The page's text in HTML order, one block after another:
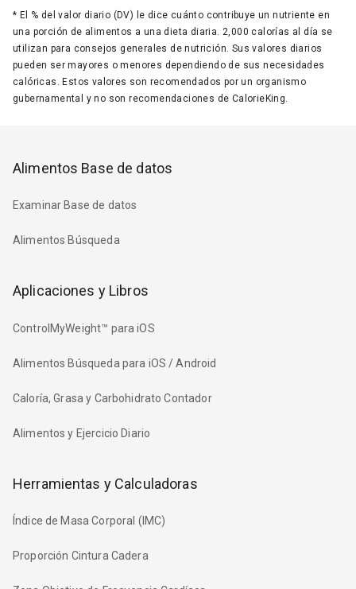
* El % del valor diario (DV) le dice cuánto contribuye un nutriente en
una porción de alimentos a una dieta diaria. 2,000 calorías al día se
utilizan para consejos generales de nutrición. Sus valores diarios
pueden ser mayores o menores dependiendo de sus necesidades
calóricas. Estos valores son recomendados por un organismo
gubernamental y no son recomendaciones de CalorieKing.
Alimentos Base de datos
Examinar Base de datos
Alimentos Búsqueda
Aplicaciones y Libros
ControlMyWeight™ para iOS
Alimentos Búsqueda para iOS / Android
Caloría, Grasa y Carbohidrato Contador
Alimentos y Ejercicio Diario
Herramientas y Calculadoras
Índice de Masa Corporal (IMC)
Proporción Cintura Cadera